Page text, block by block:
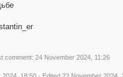
comment: 24 November 2024, 11:26